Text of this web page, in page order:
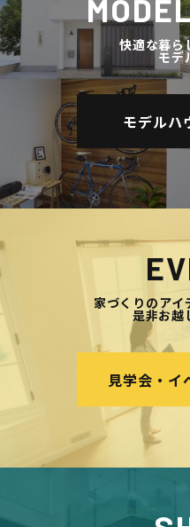
サイトマップ 快適な暮ら
モデ
モデルハ
家づくりのアイ
是非お越
見学会・イ